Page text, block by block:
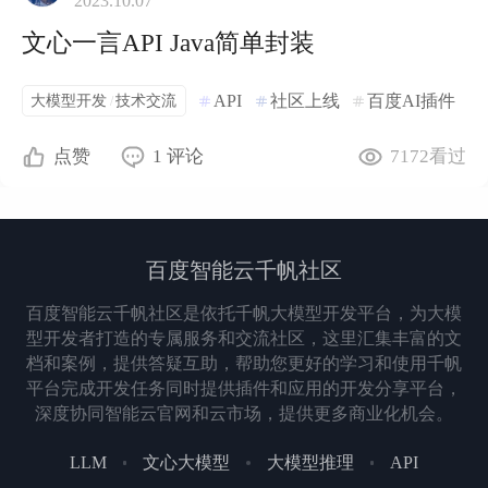
文心一言API Java简单封装
大模型开发 /技术交流 API 社区上线 百度AI插件
点赞 1评论 7172看过
百度智能云千帆社区
百度智能云千帆社区是依托千帆大模型开发平台，为大模
型开发者打造的专属服务和交流社区，这里汇集丰富的文
档和案例，提供答疑互助，帮助您更好的学习和使用千帆
平台完成开发任务同时提供插件和应用的开发分享平台，
深度协同智能云官网和云市场，提供更多商业化机会。
LLM 文心大模型 大模型推理 API